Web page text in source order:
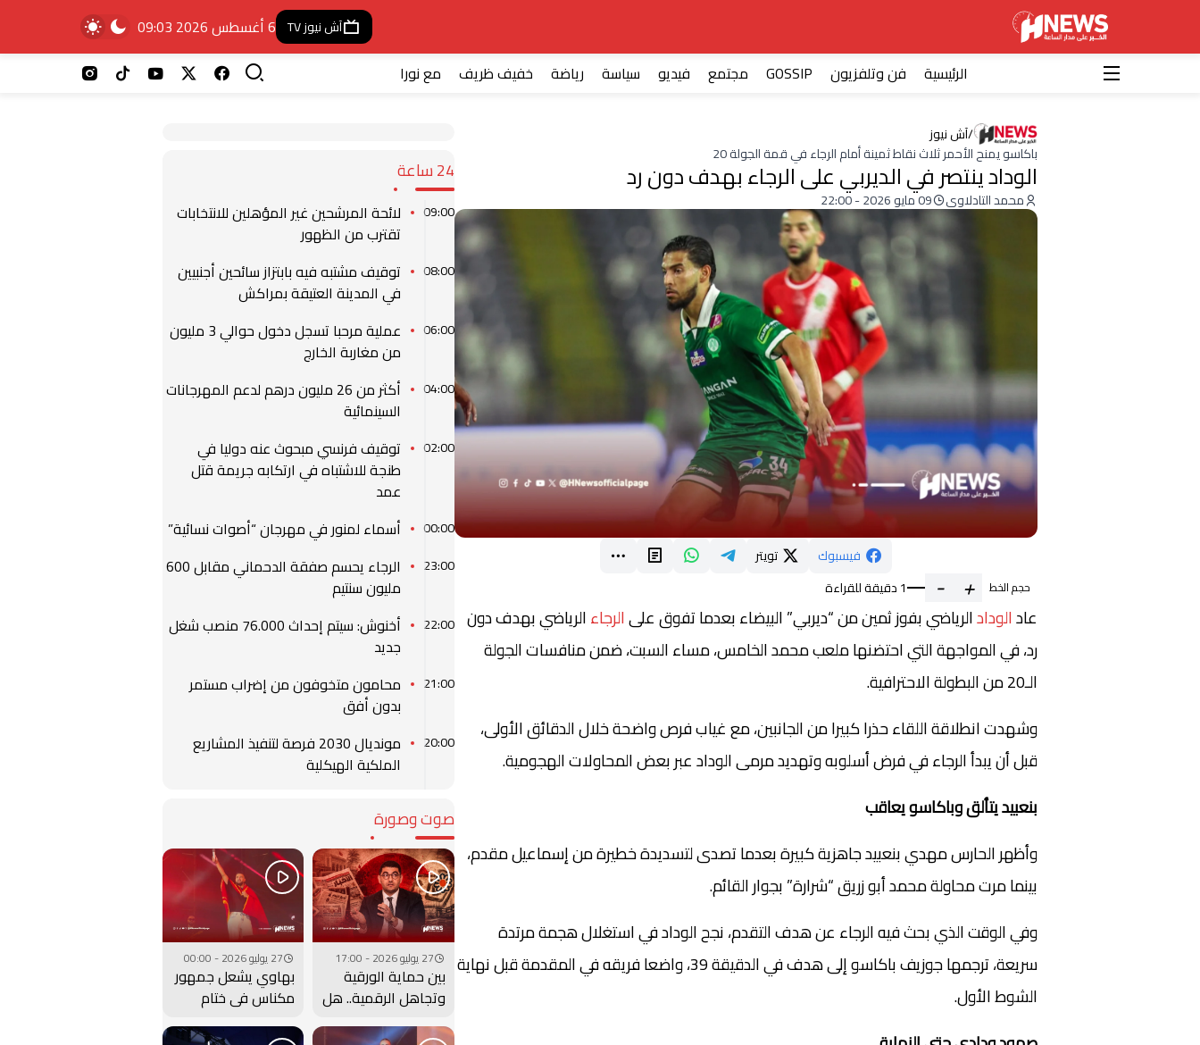
آش نيوز TV
6 أغسطس 2026 09:03
الرئيسية
فن وتلفزيون GOSSIP مجتمع فيديو سياسة رياضة خفيف ظريف مع نورا
/آش نيوز
باكاسو يمنح الأحمر ثلاث نقاط ثمينة أمام الرجاء في قمة الجولة 20
الوداد ينتصر في الديربي على الرجاء بهدف دون رد
محمد التادلاوي 09 مايو 2026 - 22:00
فيسبوك تويتر
حجم الخط +
- 1 دقيقة للقراءة
عادالودادالرياضي بفوز ثمين من “ديربي” البيضاء بعدما تفوق علىالرجاءالرياضي بهدف دون
رد، في المواجهة التي احتضنها ملعب محمد الخامس، مساء السبت، ضمن منافسات الجولة
الـ20 من البطولة الاحترافية.
وشهدت انطلاقة اللقاء حذرا كبيرا من الجانبين، مع غياب فرص واضحة خلال الدقائق الأولى،
قبل أن يبدأ الرجاء في فرض أسلوبه وتهديد مرمى الوداد عبر بعض المحاولات الهجومية.
بنعبيد يتألق وباكاسو يعاقب
وأظهر الحارس مهدي بنعبيد جاهزية كبيرة بعدما تصدى لتسديدة خطيرة من إسماعيل مقدم،
بينما مرت محاولة محمد أبو زريق “شرارة” بجوار القائم.
وفي الوقت الذي بحث فيه الرجاء عن هدف التقدم، نجح الوداد في استغلال هجمة مرتدة
سريعة، ترجمها جوزيف باكاسو إلى هدف في الدقيقة 39، واضعا فريقه في المقدمة قبل نهاية
الشوط الأول.
24 ساعة
09:00
لائحة المرشحين غير المؤهلين للانتخابات
تقترب من الظهور
08:00
توقيف مشتبه فيه بابتزاز سائحين أجنبيين
في المدينة العتيقة بمراكش
06:00
عملية مرحبا تسجل دخول حوالي 3 مليون
من مغاربة الخارج
04:00
أكثر من 26 مليون درهم لدعم المهرجانات
السينمائية
02:00
توقيف فرنسي مبحوث عنه دوليا في
طنجة للاشتباه في ارتكابه جريمة قتل
عمد
00:00 أسماء لمنور في مهرجان “أصوات نسائية”
23:00
الرجاء يحسم صفقة الدحماني مقابل 600
مليون سنتيم
22:00
أخنوش: سيتم إحداث 76.000 منصب شغل
جديد
21:00
محامون متخوفون من إضراب مستمر
بدون أفق
20:00
مونديال 2030 فرصة لتنفيذ المشاريع
الملكية الهيكلية
صوت وصورة
27 يوليو 2026 - 17:00
بين حماية الورقية
وتجاهل الرقمية.. هل
أعادت وزارة بنسعيد
27 يوليو 2026 - 00:00
بهاوي يشعل جمهور
مكناس في ختام
مهرجان عيساوة..